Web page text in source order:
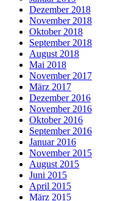
Dezember 2018
November 2018
Oktober 2018
September 2018
August 2018
Mai 2018
November 2017
März 2017
Dezember 2016
November 2016
Oktober 2016
September 2016
Januar 2016
November 2015
August 2015
Juni 2015
April 2015
März 2015